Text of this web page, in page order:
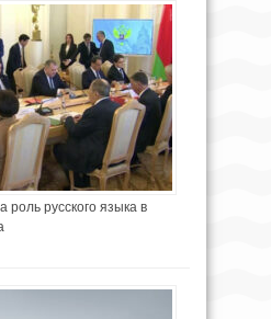
роль русского языка в